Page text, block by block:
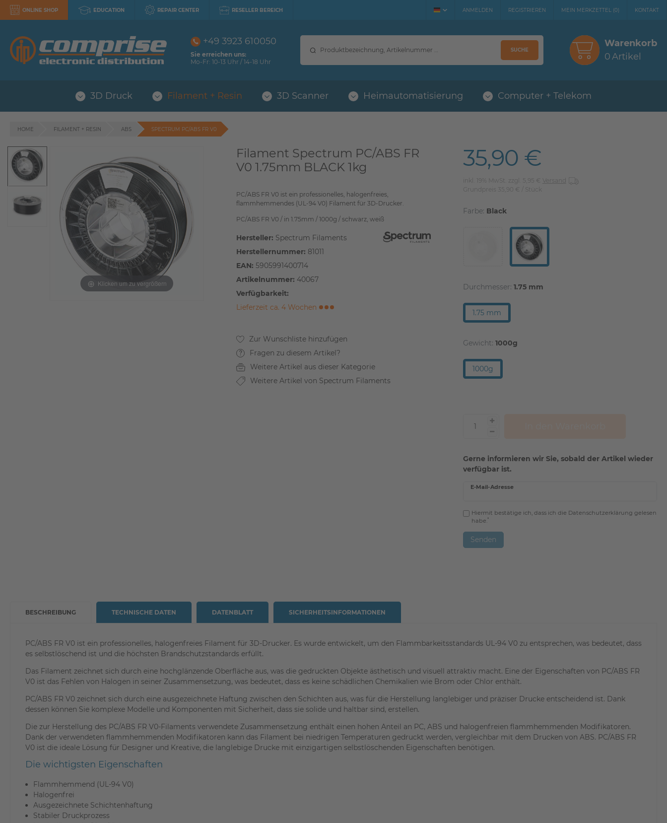
ONLINE SHOP EDUCATION REPAIR CENTER RESELLER BEREICH ANMELDEN REGISTRIEREN MEIN MERKZETTEL (0) KONTAKT
+49 3923 610050
Sie erreichen uns:
Mo-Fr: 10-13 Uhr / 14-18 Uhr
SUCHE
Warenkorb
0Artikel
3D Druck Filament + Resin 3D Scanner Heimautomatisierung Computer + Telekom
HOME FILAMENT + RESIN ABS SPECTRUM PC/ABS FR V0
Klicken um zu vergrößern
Filament Spectrum PC/ABS FR
V0 1.75mm BLACK 1kg
PC/ABS FR V0 ist ein professionelles, halogenfreies,
flammhemmendes (UL-94 V0) Filament für 3D-Drucker.
PC/ABS FR V0 / in 1.75mm / 1000g / schwarz, weiß
Hersteller: Spectrum Filaments
Herstellernummer: 81011
EAN:5905991400714
Artikelnummer: 40067
Verfügbarkeit:
Lieferzeit ca. 4 Wochen
Fragen zu diesem Artikel?
Weitere Artikel aus dieser Kategorie
Weitere Artikel von Spectrum Filaments
35,90 €
inkl. 19% MwSt. zzgl. 5,95 €
Versand
35,90 € / Stück
Farbe: Black
Durchmesser: 1.75 mm
1.75 mm
Gewicht: 1000g
1000g
Gerne informieren wir Sie, sobald der Artikel wieder
verfügbar ist.
E-Mail-Adresse
Hiermit bestätige ich, dass ich die Daten­schutz­erklärung gelesen
habe.*
Senden
BESCHREIBUNG
PC/ABS FR V0 ist ein professionelles, halogenfreies Filament für 3D-Drucker. Es wurde entwickelt, um den Flammbarkeitsstandards UL-94 V0 zu entsprechen, was bedeutet, dass
es selbstlöschend ist und die höchsten Brandschutzstandards erfüllt.
Das Filament zeichnet sich durch eine hochglänzende Oberfläche aus, was die gedruckten Objekte ästhetisch und visuell attraktiv macht. Eine der Eigenschaften von PC/ABS FR
V0 ist das Fehlen von Halogen in seiner Zusammensetzung, was bedeutet, dass es keine schädlichen Chemikalien wie Brom oder Chlor enthält.
PC/ABS FR V0 zeichnet sich durch eine ausgezeichnete Haftung zwischen den Schichten aus, was für die Herstellung langlebiger und präziser Drucke entscheidend ist. Dank
dessen können Sie komplexe Modelle und Komponenten mit Sicherheit, dass sie solide und haltbar sind, erstellen.
Die zur Herstellung des PC/ABS FR V0-Filaments verwendete Zusammensetzung enthält einen hohen Anteil an PC, ABS und halogenfreien flammhemmenden Modifikatoren.
Dank der verwendeten flammhemmenden Modifikatoren kann das Filament bei niedrigen Temperaturen gedruckt werden, vergleichbar mit dem Drucken von ABS. PC/ABS FR
V0 ist die ideale Lösung für Designer und Kreative, die langlebige Drucke mit einzigartigen selbstlöschenden Eigenschaften benötigen.
Die wichtigsten Eigenschaften
Flammhemmend (UL-94 V0)
Halogenfrei
Ausgezeichnete Schichtenhaftung
Stabiler Druckprozess
TECHNISCHE DATEN DATENBLATT SICHERHEITSINFORMATIONEN